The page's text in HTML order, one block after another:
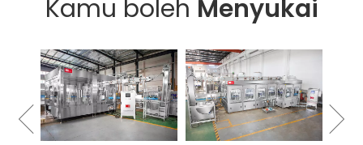
Kamu boleh Menyukai
Konveyor Botol